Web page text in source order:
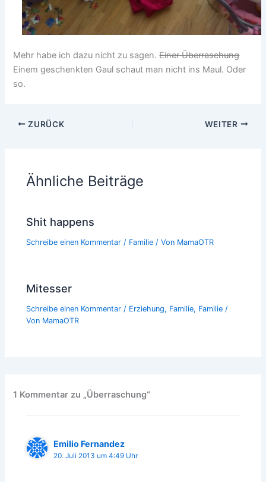
Mehr habe ich dazu nicht zu sagen.Einer Überraschung
Einem geschenkten Gaul schaut man nicht ins Maul. Oder
so.
ZURÜCK WEITER
Ähnliche Beiträge
Shit happens
Schreibe einen Kommentar / Familie / Von MamaOTR
Mitesser
Schreibe einen Kommentar / Erziehung, Familie, Familie /
Von MamaOTR
1 Kommentar zu „Überraschung“
Emilio Fernandez
20. Juli 2013 um 4:49 Uhr